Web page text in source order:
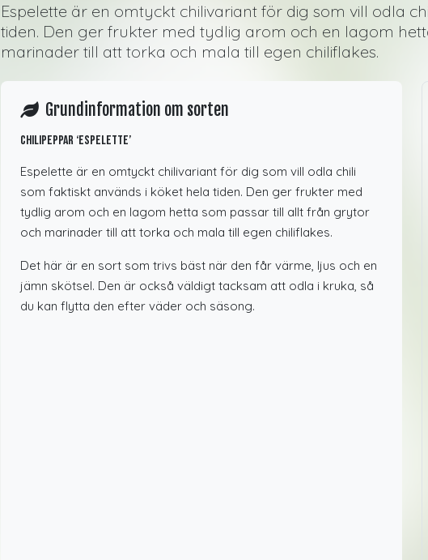
Espelette är en omtyckt chilivariant för dig som vill odla
tiden. Den ger frukter med tydlig arom och en lagom
marinader till att torka och mala till egen chiliflakes.
Grundinformation om sorten
Chilipeppar ‘Espelette’
Espelette är en omtyckt chilivariant för dig som vill odla chili
som faktiskt används i köket hela tiden. Den ger frukter med
tydlig arom och en lagom hetta som passar till allt från grytor
och marinader till att torka och mala till egen chiliflakes.
Det här är en sort som trivs bäst när den får värme, ljus och en
jämn skötsel. Den är också väldigt tacksam att odla i kruka, så
du kan flytta den efter väder och säsong.